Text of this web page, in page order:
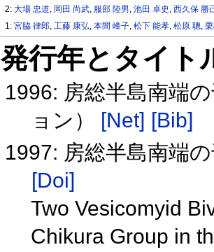
2:大場 忠道, 岡田 尚武, 服部 陸男,池田 卓史 ,西久保 勝
1:宮脇 律郎,工藤 康弘,本間 峰子,松下 能孝,松原 聰,
発行年とタイ
1996: 房総半島南端
ョン）
[Net] [Bib]
1997: 房総半島南端
[Doi]
Two Vesicomyid
Chikura Group in